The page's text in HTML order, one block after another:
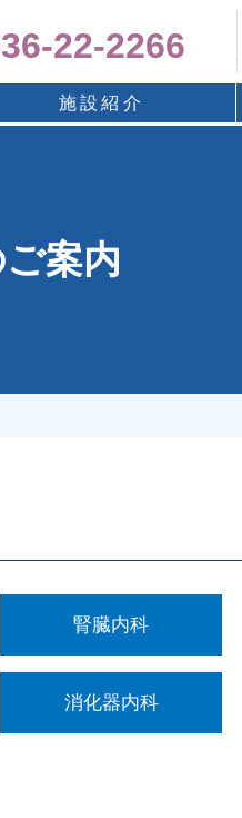
22-2266
施設紹介
案内
腎臓内科
消化器内科